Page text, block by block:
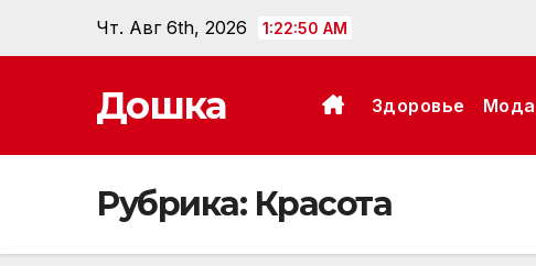
Чт. Авг 6th, 2026 1:22:52 AM
Дошка Здоровье Мода
Рубрика: Красота